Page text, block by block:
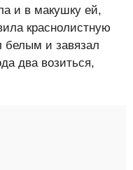
и в макушку ей,
краснолистную
белым и завязал
два возиться,